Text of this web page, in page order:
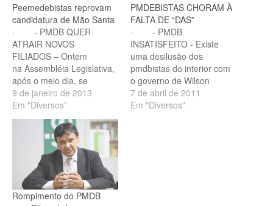
Peemedebistas reprovam
candidatura de Mão Santa
· - PMDB QUER
ATRAIR NOVOS
FILIADOS – Ontem
na Assembléia Legislativa,
após o meio dia, se
reuniram parlamentares e
ex-parlamentares do
PMDB, no gabinete do
presidente Temístocles
Filho. O presidente do
PMDB Marcelo Castro não
escondia o desejo de ver
de volta ao PMDB o ex-
prefeito Luiz Menezes, de
Piripiri e o ex-prefeito de…
9 de janeiro de 2013
Em "Diversos"
PMDEBISTAS CHORAM À
FALTA DE “DAS”
· - PMDB
INSATISFEITO - Existe
uma desilusão dos
pmdbistas do interior com
o governo de Wilson
Martins. Eles se queixam
do abandono do governo
7 de abril de 2011
Em "Diversos"
Rompimento do PMDB